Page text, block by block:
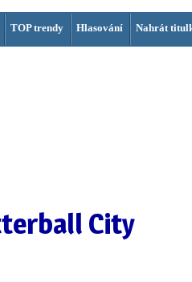
TOP trendy Hlasování Nahrát
City